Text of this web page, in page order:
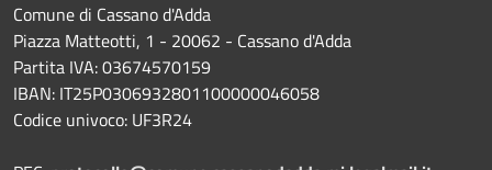
Comune di Cassano d'Adda
Piazza Matteotti, 1 - 20062 - Cassano d'Adda
Partita IVA: 03674570159
IBAN: IT25P0306932801100000046058
Codice univoco: UF3R24